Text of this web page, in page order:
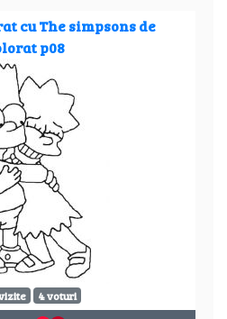
cu The simpsons de
p08
4 voturi